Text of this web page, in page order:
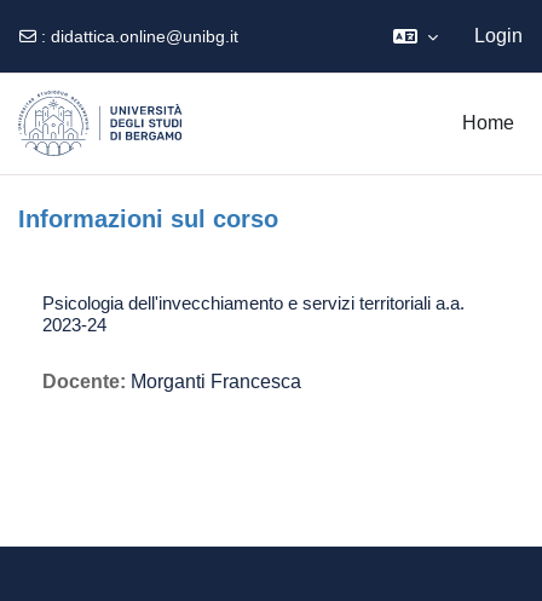
: didattica.online@unibg.it Login
Home
Informazioni sul corso
Psicologia dell'invecchiamento e servizi territoriali a.a.
2023-24
Docente: Morganti Francesca